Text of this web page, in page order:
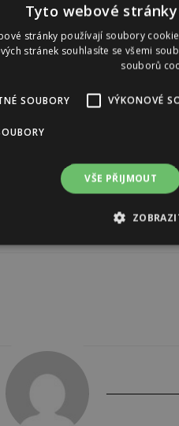
Reklama
Tyto webové
stránky používají soubory
stránek souhlasíte se všemi
souborů
SOUBORY VÝKONOVÉ
VŠE PŘIJMOUT